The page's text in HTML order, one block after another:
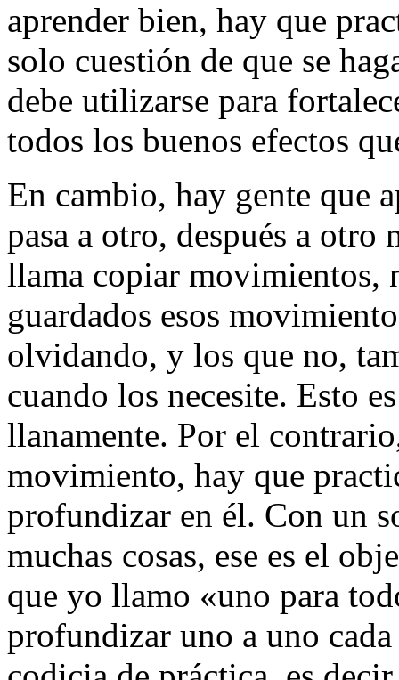
aprender bien, hay que
solo cuestión de que se
debe utilizarse para
todos los buenos efectos
En cambio, hay gente que
pasa a otro, después a otro
llama copiar movimientos,
guardados esos
olvidando, y los que no,
cuando los necesite. Esto
llanamente. Por el
movimiento, hay que
profundizar en él. Con un
muchas cosas, ese es el
que yo llamo «uno para
profundizar uno a uno